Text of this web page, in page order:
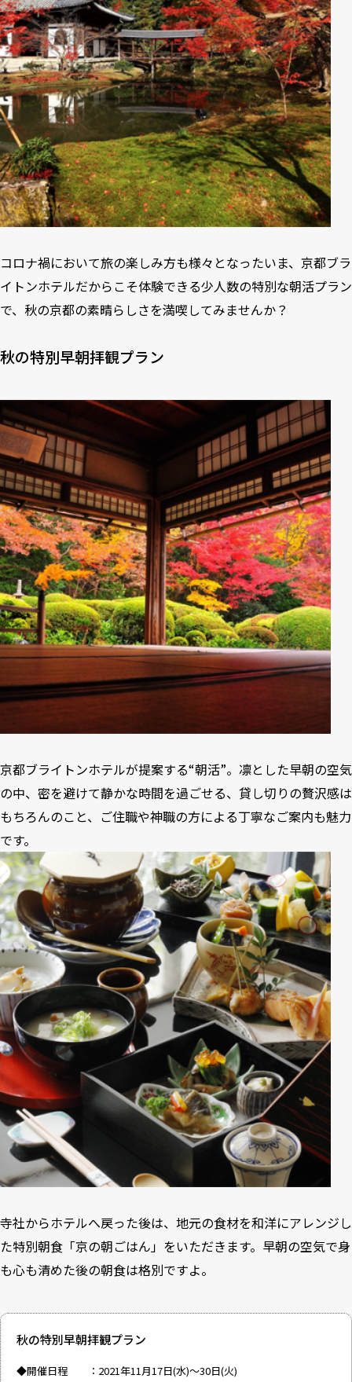
コロナ禍において旅の楽しみ方も様々となったいま、京都ブラ
イトンホテルだからこそ体験できる少人数の特別な朝活プラン
で、秋の京都の素晴らしさを満喫してみませんか？
秋の特別早朝拝観プラン
京都ブライトンホテルが提案する“朝活”。凛とした早朝の空気
の中、密を避けて静かな時間を過ごせる、貸し切りの贅沢感は
もちろんのこと、ご住職や神職の方による丁寧なご案内も魅力
です。
寺社からホテルへ戻った後は、地元の食材を和洋にアレンジし
た特別朝食「京の朝ごはん」をいただきます。早朝の空気で身
も心も清めた後の朝食は格別ですよ。
秋の特別早朝拝観プラン
◆開催日程 ：2021年11月17日(水)～30日(火)